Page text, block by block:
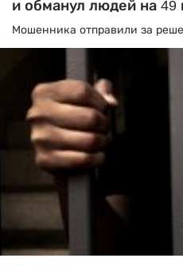
и обманул людей на 49
Мошенника отправили за